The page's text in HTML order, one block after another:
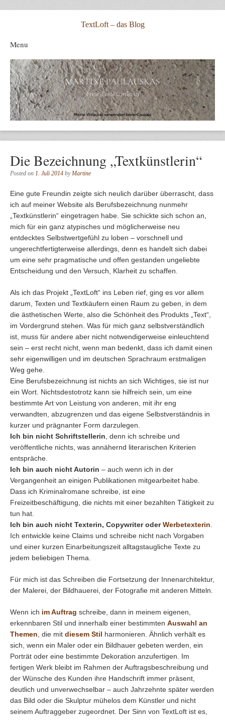
TextLoft – das Blog
Menu
Die Bezeichnung „Textkünstlerin“
Posted on 1. Juli 2014 byMartine
Eine gute Freundin zeigte sich neulich darüber überrascht, dass
ich auf meiner Website als Berufsbezeichnung nunmehr
„Textkünstlerin“ eingetragen habe. Sie schickte sich schon an,
mich für ein ganz atypisches und möglicherweise neu
entdecktes Selbstwertgefühl zu loben – vorschnell und
ungerechtfertigterweise allerdings, denn es handelt sich dabei
um eine sehr pragmatische und offen gestanden ungeliebte
Entscheidung und den Versuch, Klarheit zu schaffen.
Als ich das Projekt „TextLoft“ ins Leben rief, ging es vor allem
darum, Texten und Textkäufern einen Raum zu geben, in dem
die ästhetischen Werte, also die Schönheit des Produkts „Text“,
im Vordergrund stehen. Was für mich ganz selbstverständlich
ist, muss für andere aber nicht notwendigerweise einleuchtend
sein – erst recht nicht, wenn man bedenkt, dass ich damit einen
sehr eigenwilligen und im deutschen Sprachraum erstmaligen
Weg gehe.
Eine Berufsbezeichnung ist nichts an sich Wichtiges, sie ist nur
ein Wort. Nichtsdestotrotz kann sie hilfreich sein, um eine
bestimmte Art von Leistung von anderen, mit ihr eng
verwandten, abzugrenzen und das eigene Selbstverständnis in
kurzer und prägnanter Form darzulegen.
Ich bin nicht Schriftstellerin, denn ich schreibe und
veröffentliche nichts, was annähernd literarischen Kriterien
entspräche.
Ich bin auch nicht Autorin – auch wenn ich in der
Vergangenheit an einigen Publikationen mitgearbeitet habe.
Dass ich Kriminalromane schreibe, ist eine
Freizeitbeschäftigung, die nichts mit einer bezahlten Tätigkeit zu
tun hat.
Ich bin auch nicht Texterin, Copywriter oderWerbetexterin.
Ich entwickle keine Claims und schreibe nicht nach Vorgaben
und einer kurzen Einarbeitungszeit alltagstaugliche Texte zu
jedem beliebigen Thema.
Für mich ist das Schreiben die Fortsetzung der Innenarchitektur,
der Malerei, der Bildhauerei, der Fotografie mit anderen Mitteln.
Wenn ich im Auftrag schreibe, dann in meinem eigenen,
erkennbaren Stil und innerhalb einer bestimmten Auswahl an
Themen, die mit diesem Stil harmonieren. Ähnlich verhält es
sich, wenn ein Maler oder ein Bildhauer gebeten werden, ein
Porträt oder eine bestimmte Dekoration anzufertigen. Im
fertigen Werk bleibt im Rahmen der Auftragsbeschreibung und
der Wünsche des Kunden ihre Handschrift immer präsent,
deutlich und unverwechselbar – auch Jahrzehnte später werden
das Bild oder die Skulptur mühelos dem Künstler und nicht
seinem Auftraggeber zugeordnet. Der Sinn von TextLoft ist es,